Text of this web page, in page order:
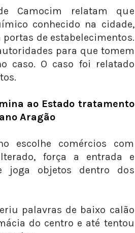
Camocim relatam que
conhecido na cidade,
de estabelecimentos.
para que tomem
caso. O caso foi relatado
ao Estado tratamento
Aragão
escolhe comércios com
força a entrada e
joga objetos dentro dos
palavras de baixo calão
do centro e até tentou